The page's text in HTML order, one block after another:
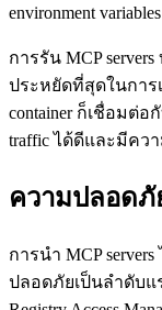
environment
การรัน MCP servers
ประหยัดที่สุดในการ
container ก็เชื่อมต่
traffic ได้ดีและมีคว
ความปลอดภั
การนำ MCP
ปลอดภัยเป็นลำดับแ